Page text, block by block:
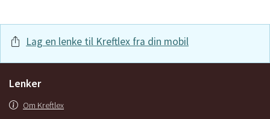
Lag en lenke til Kreftlex fra din mobil
Lenker
Om Kreftlex